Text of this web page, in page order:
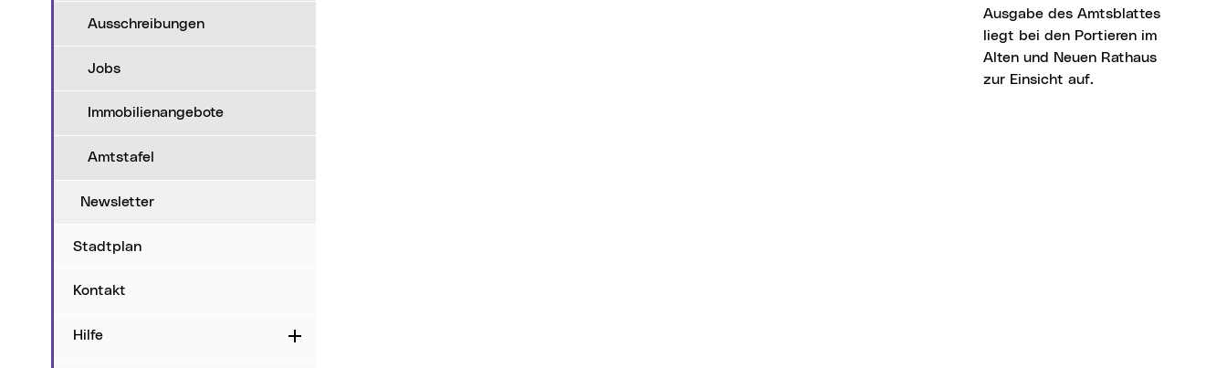
Ausschreibungen
Jobs
Immobilienangebote
Amtstafel
Newsletter
Stadtplan
Kontakt
Hilfe Aufklappen
Ausgabe des Amtsblattes
liegt bei den Portieren im
Alten und Neuen Rathaus
zur Einsicht auf.